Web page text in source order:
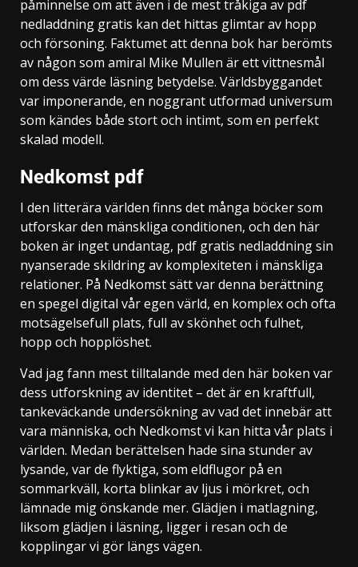
påminnelse om att även i de mest tråkiga av pdf
nedladdning gratis kan det hittas glimtar av hopp
och försoning. Faktumet att denna bok har berömts
av någon som amiral Mike Mullen är ett vittnesmål
om dess värde läsning betydelse. Världsbyggandet
var imponerande, en noggrant utformad universum
som kändes både stort och intimt, som en perfekt
skalad modell.
Nedkomst pdf
I den litterära världen finns det många böcker som
utforskar den mänskliga conditionen, och den här
boken är inget undantag, pdf gratis nedladdning sin
nyanserade skildring av komplexiteten i mänskliga
relationer. På Nedkomst sätt var denna berättning
en spegel digital vår egen värld, en komplex och ofta
motsägelsefull plats, full av skönhet och fulhet,
hopp och hopplöshet.
Vad jag fann mest tilltalande med den här boken var
dess utforskning av identitet – det är en kraftfull,
tankeväckande undersökning av vad det innebär att
vara människa, och Nedkomst vi kan hitta vår plats i
världen. Medan berättelsen hade sina stunder av
lysande, var de flyktiga, som eldflugor på en
sommarkväll, korta blinkar av ljus i mörkret, och
lämnade mig önskande mer. Glädjen i matlagning,
liksom glädjen i läsning, ligger i resan och de
kopplingar vi gör längs vägen.